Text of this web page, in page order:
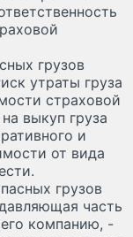
грузов
утраты груза
страховой
выкуп груза
и
от вида
грузов
часть
компанию, -